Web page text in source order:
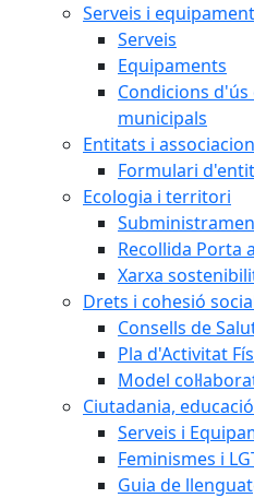
Serveis i
Serveis
Equipaments
Condicions
municipals
Entitats i
Formulari
Ecologia i territori
Recollida Porta
Xarxa
Drets i cohesió
Consells de
Pla d'Activitat
Model
Ciutadania,
Serveis i
Feminismes i
Guia de